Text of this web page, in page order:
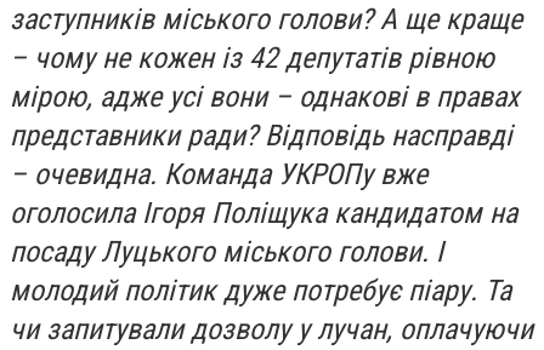
заступників міського голови? А ще краще
– чому не кожен із 42 депутатів рівною
мірою, адже усі вони – однакові в правах
представники ради? Відповідь насправді
– очевидна. Команда УКРОПу вже
оголосила Ігоря Поліщука кандидатом на
посаду Луцького міського голови. І
молодий політик дуже потребує піару. Та
чи запитували дозволу у лучан, оплачуючи